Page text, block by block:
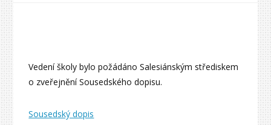
Vedení školy bylo požádáno Salesiánským střediskem
o zveřejnění Sousedského dopisu.
Sousedský dopis